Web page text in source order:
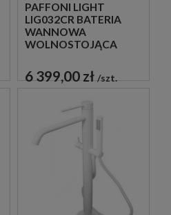
PAFFONI LIGHT
LIG032CR BATERIA
WANNOWA
WOLNOSTOJĄCA
6 399,00 zł szt.